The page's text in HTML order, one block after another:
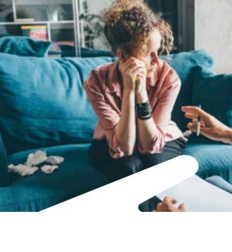
י
י
ם
ל
ח
י
פ
ש